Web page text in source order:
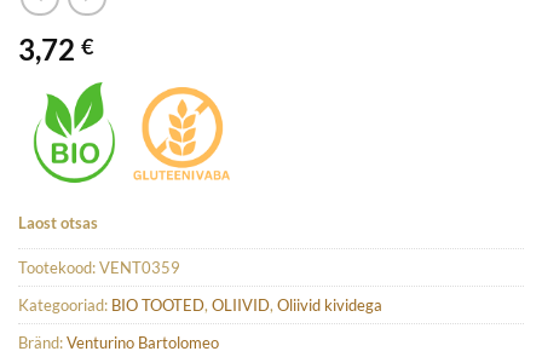
3,72 €
Laost otsas
Tootekood:VENT0359
Kategooriad: BIO TOOTED, OLIIVID, Oliivid kividega
Bränd:Venturino Bartolomeo